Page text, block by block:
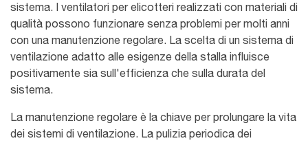
sistema. I ventilatori per elicotteri realizzati con materiali di
qualità possono funzionare senza problemi per molti anni
con una manutenzione regolare. La scelta di un sistema di
ventilazione adatto alle esigenze della stalla influisce
positivamente sia sull'efficienza che sulla durata del
sistema.
La manutenzione regolare è la chiave per prolungare la vita
dei sistemi di ventilazione. La pulizia periodica dei